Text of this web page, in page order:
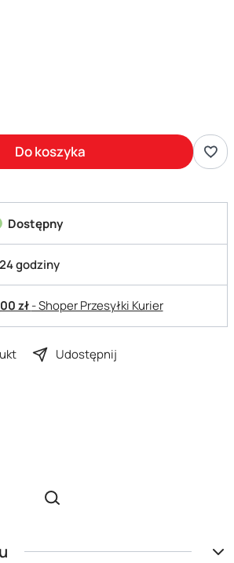
Do koszyka
Dostępny
24 godziny
zł- Shoper Przesyłki Kurier
Udostępnij